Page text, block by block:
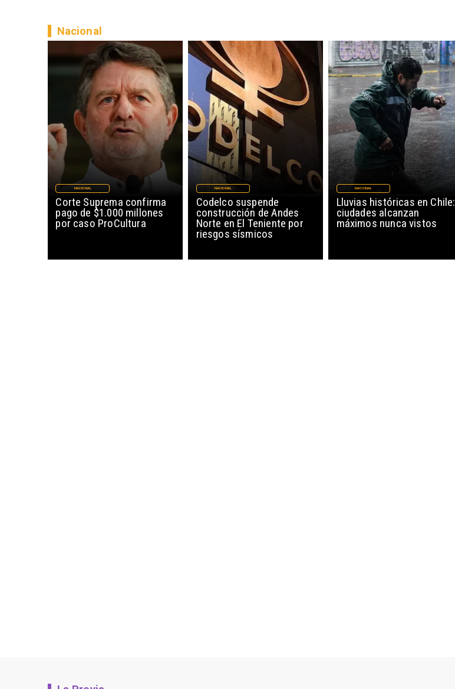
Corte Suprema confirma
pago de $1.000 millones
por caso ProCultura
NACIONAL
Codelco suspende
construcción de Andes
Norte en El Teniente por
riesgos sísmicos
NACIONAL
Lluvias históricas en Chile:
ciudades alcanzan
máximos nunca vistos
NACIONAL
Nacional